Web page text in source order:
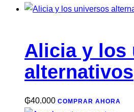
Alicia y los
alternativos
₲40.000 COMPRAR AHORA